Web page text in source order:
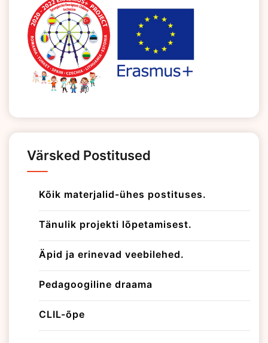
Värsked Postitused
Kõik materjalid-ühes postituses.
Tänulik projekti lõpetamisest.
Äpid ja erinevad veebilehed.
Pedagoogiline draama
CLIL-õpe